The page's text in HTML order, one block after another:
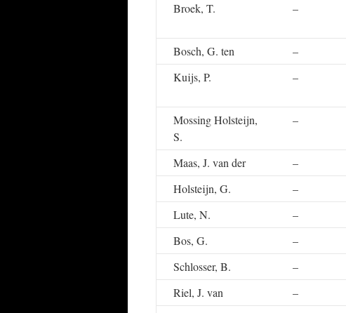
Broek, T.
–
Bosch, G. ten –
Kuijs, P.
–
Mossing Holsteijn,
S.
–
Maas, J. van der –
Holsteijn, G.
–
Lute, N.
–
Bos, G.
–
Schlosser, B.
–
Riel, J. van
–